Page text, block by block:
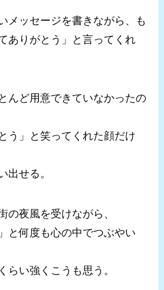
メッセージを書きながら、も
ありがとう」と言ってくれ
んど用意できていなかったの
う」と笑ってくれた顔だけ
出せる。
の夜風を受けながら、
と何度も心の中でつぶやい
らい強くこうも思う。